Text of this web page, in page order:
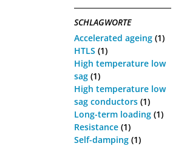
SCHLAGWORTE
Accelerated ageing (1)
HTLS (1)
High temperature low
sag (1)
High temperature low
sag conductors (1)
Long-term loading (1)
Resistance (1)
Self-damping (1)